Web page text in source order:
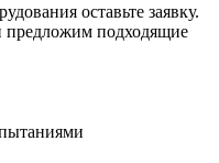
оставьте заявку.
предложим подходящие